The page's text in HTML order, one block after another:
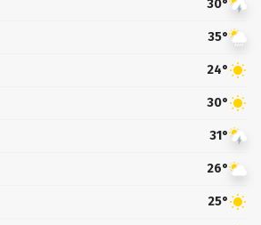
30°
35°
24°
30°
31°
26°
25°